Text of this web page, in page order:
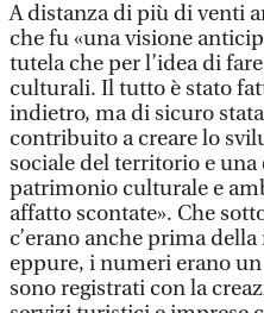
A distanza di più di venti
che fu «una visione
tutela che per l’idea di
culturali. Il tutto è stato
indietro, ma di sicuro
contribuito a creare lo
sociale del territorio e una
patrimonio culturale e
affatto scontate». Che
c’erano anche prima
eppure, i numeri erano
sono registrati con la